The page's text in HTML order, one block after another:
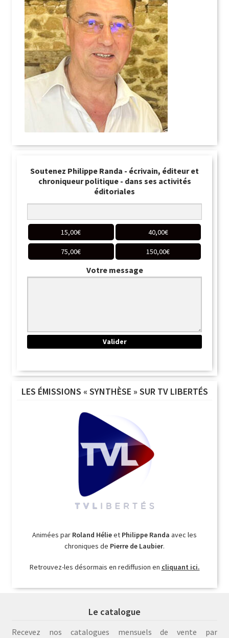
Soutenez Philippe Randa - écrivain, éditeur et
chroniqueur politique - dans ses activités
éditoriales
15,00€ 40,00€
75,00€ 150,00€
Votre message
LES ÉMISSIONS « SYNTHÈSE » SUR TV LIBERTÉS
Animées par Roland Hélieet Philippe Randa avec les
chroniques de Pierre de Laubier.
Retrouvez-les désormais en rediffusion en cliquant ici.
Le catalogue
Recevez nos catalogues mensuels de vente par